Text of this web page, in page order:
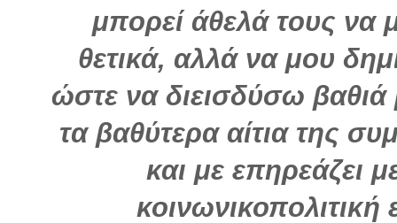
μπορεί άθελά τους να
θετικά, αλλά να μου
ώστε να διεισδύσω
τα βαθύτερα αίτια της
και με επηρεάζει